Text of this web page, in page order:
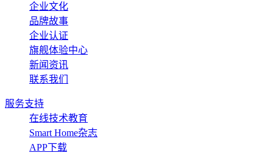
企业文化
品牌故事
企业认证
旗舰体验中心
新闻资讯
联系我们
服务支持
在线技术教育
Smart Home杂志
APP下载